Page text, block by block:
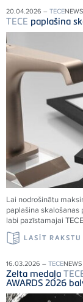
20.04.2026 – TECENEWS
TECE paplašina
Lai nodrošinātu
paplašina skalošanas
labi pazīstamajai TECE
LASĪT RAKSTU
16.03.2026 – TECENEWS
Zelta medaļa
AWARDS 2026